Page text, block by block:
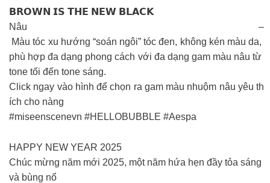
𝗕𝗥𝗢𝗪𝗡 𝗜𝗦 𝗧𝗛𝗘 𝗡𝗘𝗪 𝗕𝗟𝗔𝗖𝗞
Nâu –
Màu tóc xu hướng “soán ngôi” tóc đen, không kén màu da,
phù hợp đa dạng phong cách với đa dạng gam màu nâu từ
tone tối đến tone sáng.
Click ngay vào hình để chọn ra gam màu nhuộm nâu yêu th
ích cho nàng
#miseenscenevn #HELLOBUBBLE #Aespa
HAPPY NEW YEAR 2025
Chúc mừng năm mới 2025, một năm hứa hẹn đầy tỏa sáng
và bùng nổ